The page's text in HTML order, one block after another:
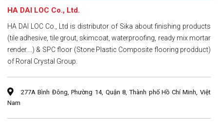
HA DAI LOC Co., Ltd.
HA DAI LOC Co., Ltd is distributor of Sika about finishing products
(tile adhesive, tile grout, skimcoat, waterproofing, ready mix mortar
render....) & SPC floor (Stone Plastic Composite flooring prodduct)
of Roral Crystal Group.
277A Bình Đông, Phường 14, Quận 8, Thành phố Hồ Chí Minh, Việt
Nam